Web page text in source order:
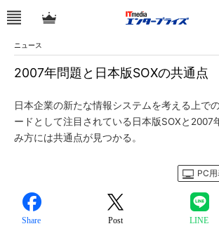
ニュース
2007年問題と日本版SOXの共通点
日本企業の新たな情報システムを考える上で
ードとして注目されている日本版SOXと2007
み方には共通点が見つかる。
PC
Share Post LINE